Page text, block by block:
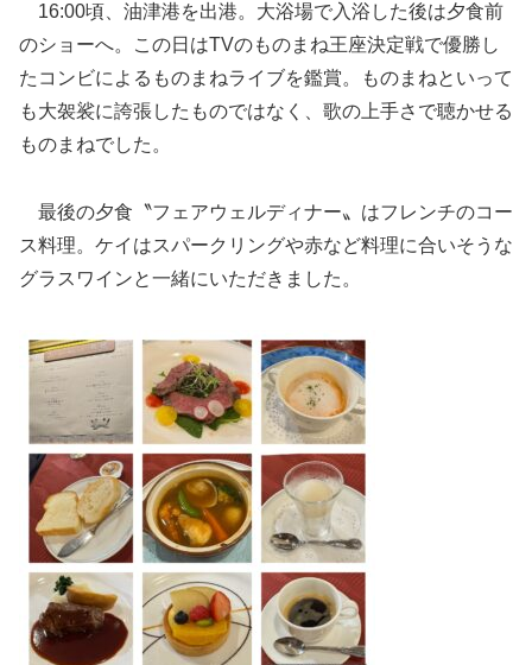
16:00頃、油津港を出港。大浴場で入浴した後は夕食前
のショーへ。この日はTVのものまね王座決定戦で優勝し
たコンビによるものまねライブを鑑賞。ものまねといって
も大袈裟に誇張したものではなく、歌の上手さで聴かせる
ものまねでした。
最後の夕食〝フェアウェルディナー〟はフレンチのコー
ス料理。ケイはスパークリングや赤など料理に合いそうな
グラスワインと一緒にいただきました。